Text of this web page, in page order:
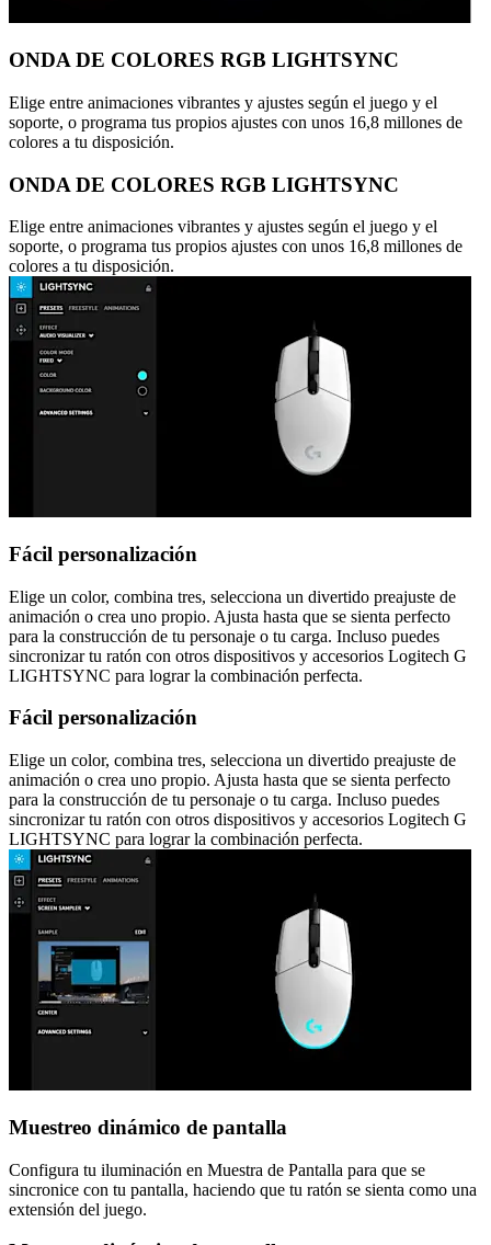
ONDA DE COLORES RGB LIGHTSYNC
Elige entre animaciones vibrantes y ajustes según el juego y el
soporte, o programa tus propios ajustes con unos 16,8 millones de
colores a tu disposición.
ONDA DE COLORES RGB LIGHTSYNC
Elige entre animaciones vibrantes y ajustes según el juego y el
soporte, o programa tus propios ajustes con unos 16,8 millones de
colores a tu disposición.
Fácil personalización
Elige un color, combina tres, selecciona un divertido preajuste de
animación o crea uno propio. Ajusta hasta que se sienta perfecto
para la construcción de tu personaje o tu carga. Incluso puedes
sincronizar tu ratón con otros dispositivos y accesorios Logitech G
LIGHTSYNC para lograr la combinación perfecta.
Fácil personalización
Elige un color, combina tres, selecciona un divertido preajuste de
animación o crea uno propio. Ajusta hasta que se sienta perfecto
para la construcción de tu personaje o tu carga. Incluso puedes
sincronizar tu ratón con otros dispositivos y accesorios Logitech G
LIGHTSYNC para lograr la combinación perfecta.
Muestreo dinámico de pantalla
Configura tu iluminación en Muestra de Pantalla para que se
sincronice con tu pantalla, haciendo que tu ratón se sienta como una
extensión del juego.